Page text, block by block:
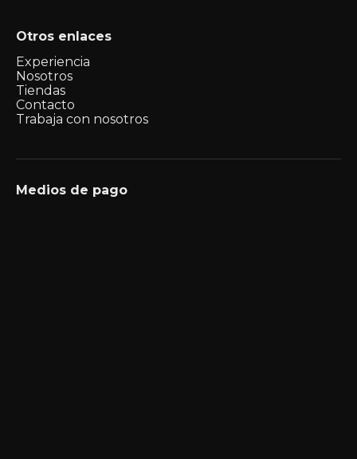
Otros enlaces
Experiencia
Nosotros
Tiendas
Contacto
Trabaja con nosotros
Medios de pago